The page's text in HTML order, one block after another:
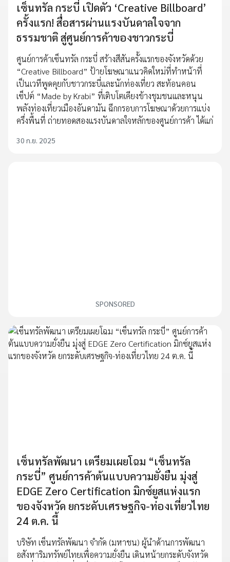
เซ็นทรัล กระบี่ เปิดตัว ‘Creative Billboard’
ครั้งแรก! สื่อสารผ่านแรงบันดาลใจจาก
ธรรมชาติ สู่ศูนย์การค้าของชาวกระบี่
ศูนย์การค้าเซ็นทรัล กระบี่ สร้างสีสันครั้งแรกของจังหวัดด้วย
“Creative Billboard” ป้ายโฆษณาแนวคิดใหม่ที่ทำหน้าที่
เป็นเวทีพูดคุยกับชาวกระบี่และนักท่องเที่ยว สะท้อนคอน
เซ็ปต์ “Made by Krabi” ที่เติบโตเคียงข้างชุมชนและหนุน
พลังท่องเที่ยวเมืองอันดามัน ฉีกกรอบการโฆษณาด้วยการแบ่ง
ครึ่งพื้นที่ ถ่ายทอดสองแรงบันดาลใจหลักของศูนย์การค้า ได้แก่
30 ก.ย. 2025
SPONSORED
เซ็นทรัลพัฒนา เตรียมเผยโฉม “เซ็นทรัล
กระบี่” ศูนย์การค้าต้นแบบความยั่งยืน มุ่งสู่
EDGE Zero Certification มิกซ์ยูสแห่งแรก
ของจังหวัด ยกระดับเศรษฐกิจ-ท่องเที่ยวไทย
24 ต.ค. นี้
บริษัท เซ็นทรัลพัฒนา จำกัด (มหาชน) ผู้นำด้านการพัฒนา
อสังหาริมทรัพย์ไทยเพื่อความยั่งยืน เดินหน้ายกระดับจังหวัด